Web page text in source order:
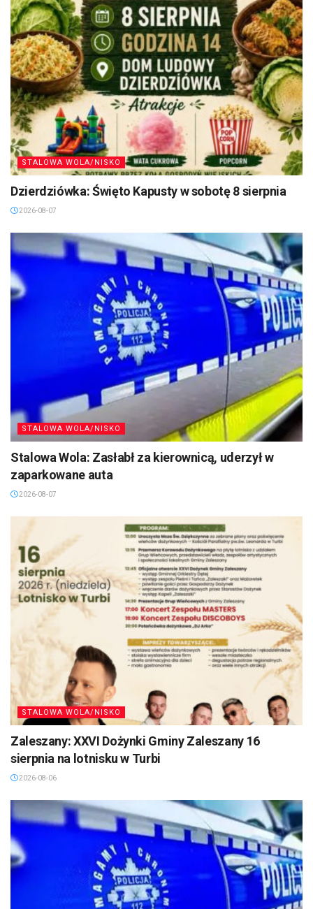
STALOWA WOLA/NISKO
Dzierdziówka: Święto Kapusty w sobotę 8 sierpnia
2026-08-07
STALOWA WOLA/NISKO
Stalowa Wola: Zasłabł za kierownicą, uderzył w
zaparkowane auta
2026-08-07
STALOWA WOLA/NISKO
Zaleszany: XXVI Dożynki Gminy Zaleszany 16
sierpnia na lotnisku w Turbi
2026-08-06